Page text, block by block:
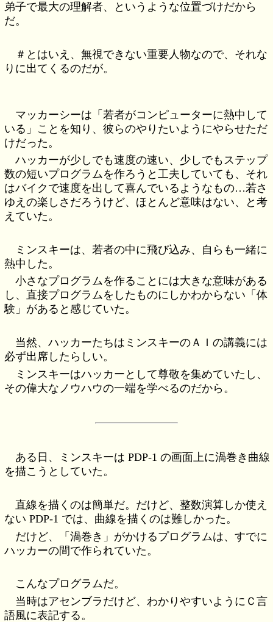
弟子で最大の理解者、というような位置づけだから
だ。
＃とはいえ、無視できない重要人物なので、それな
りに出てくるのだが。
マッカーシーは「若者がコンピューターに熱中して
いる」ことを知り、彼らのやりたいようにやらせただ
けだった。
ハッカーが少しでも速度の速い、少しでもステップ
数の短いプログラムを作ろうと工夫していても、それ
はバイクで速度を出して喜んでいるようなもの…若さ
ゆえの楽しさだろうけど、ほとんど意味はない、と考
えていた。
ミンスキーは、若者の中に飛び込み、自らも一緒に
熱中した。
小さなプログラムを作ることには大きな意味がある
し、直接プログラムをしたものにしかわからない「体
験」があると感じていた。
当然、ハッカーたちはミンスキーのＡＩの講義には
必ず出席したらしい。
ミンスキーはハッカーとして尊敬を集めていたし、
その偉大なノウハウの一端を学べるのだから。
ある日、ミンスキーは PDP-1 の画面上に渦巻き曲線
を描こうとしていた。
直線を描くのは簡単だ。だけど、整数演算しか使え
ない PDP-1 では、曲線を描くのは難しかった。
だけど、「渦巻き」がかけるプログラムは、すでに
ハッカーの間で作られていた。
こんなプログラムだ。
当時はアセンブラだけど、わかりやすいようにＣ言
語風に表記する。